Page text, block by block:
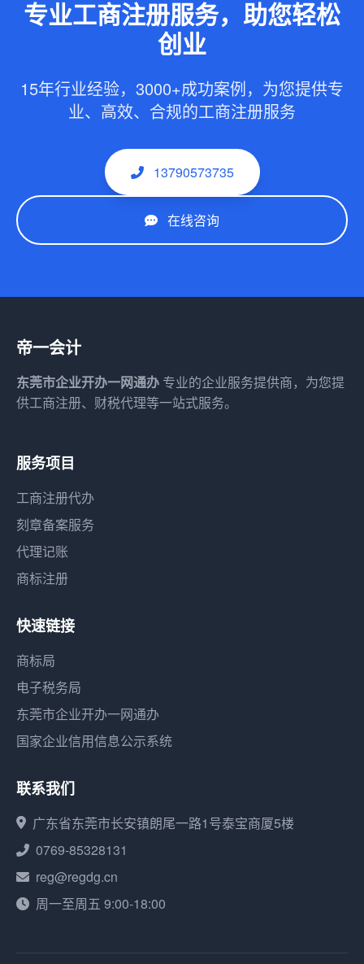
专业工商注册服务，助您轻松
创业
15年行业经验，3000+成功案例，为您提供专
业、高效、合规的工商注册服务
13790573735
在线咨询
帝一会计
东莞市企业开办一网通办 专业的企业服务提供商，为您提
供工商注册、财税代理等一站式服务。
服务项目
工商注册代办
刻章备案服务
代理记账
商标注册
快速链接
商标局
电子税务局
东莞市企业开办一网通办
国家企业信用信息公示系统
联系我们
广东省东莞市长安镇朗尾一路1号泰宝商厦5楼
0769-85328131
reg@regdg.cn
周一至周五 9:00-18:00